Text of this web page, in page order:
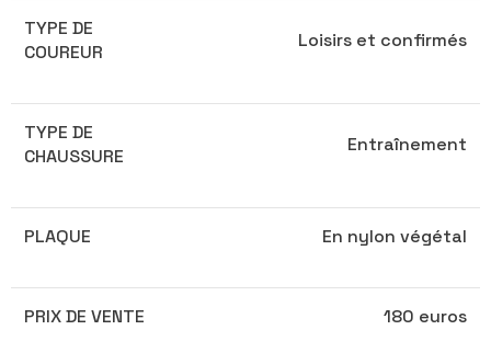
TYPE DE
COUREUR
Loisirs et confirmés
TYPE DE
CHAUSSURE
Entraînement
PLAQUE En nylon végétal
PRIX DE VENTE 180 euros